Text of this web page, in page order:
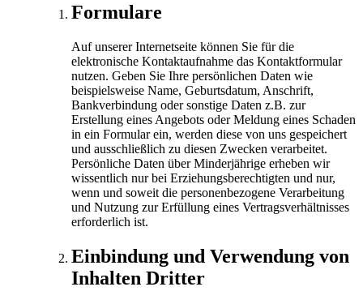
Formulare
Auf unserer Internetseite können Sie für die
elektronische Kontaktaufnahme das Kontaktformular
nutzen. Geben Sie Ihre persönlichen Daten wie
beispielsweise Name, Geburtsdatum, Anschrift,
Bankverbindung oder sonstige Daten z.B. zur
Erstellung eines Angebots oder Meldung eines Schaden
in ein Formular ein, werden diese von uns gespeichert
und ausschließlich zu diesen Zwecken verarbeitet.
Persönliche Daten über Minderjährige erheben wir
wissentlich nur bei Erziehungsberechtigten und nur,
wenn und soweit die personenbezogene Verarbeitung
und Nutzung zur Erfüllung eines Vertragsverhältnisses
erforderlich ist.
Einbindung und Verwendung von
Inhalten Dritter